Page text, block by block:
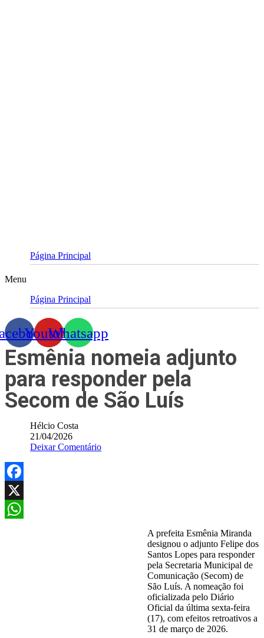
Página Principal
Menu
Página Principal
YoutubeWhatsapp
Esmênia nomeia adjunto
para responder pela
Secom de São Luís
Hélcio Costa
21/04/2026
Deixar Comentário
Facebook
X
A prefeita Esmênia Miranda
designou o adjunto Felipe dos
Santos Lopes para responder
pela Secretaria Municipal de
Comunicação (Secom) de
São Luís. A nomeação foi
oficializada pelo Diário
Oficial da última sexta-feira
(17), com efeitos retroativos a
31 de março de 2026.